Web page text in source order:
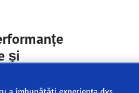
și